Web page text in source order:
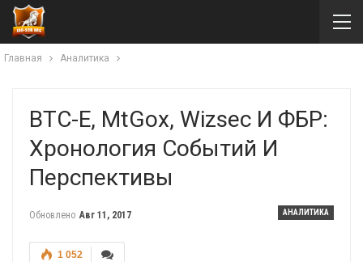
Главная Аналитика
BTC-E, MtGox, Wizsec И ФБР:
Хронология Событий И
Перспективы
АНАЛИТИКА
Обновлено Авг 11, 2017
1 052